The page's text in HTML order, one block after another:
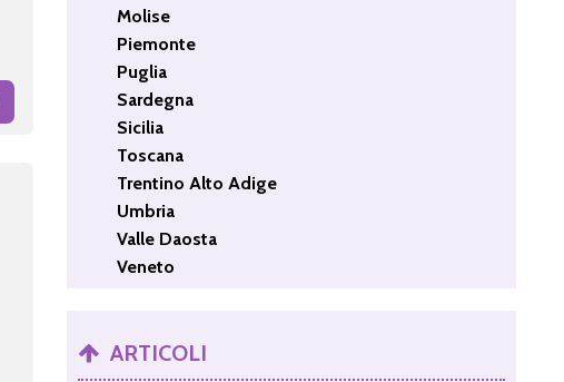
Molise
Piemonte
Puglia
Sardegna
Sicilia
Toscana
Trentino Alto Adige
Umbria
Valle Daosta
Veneto
ARTICOLI